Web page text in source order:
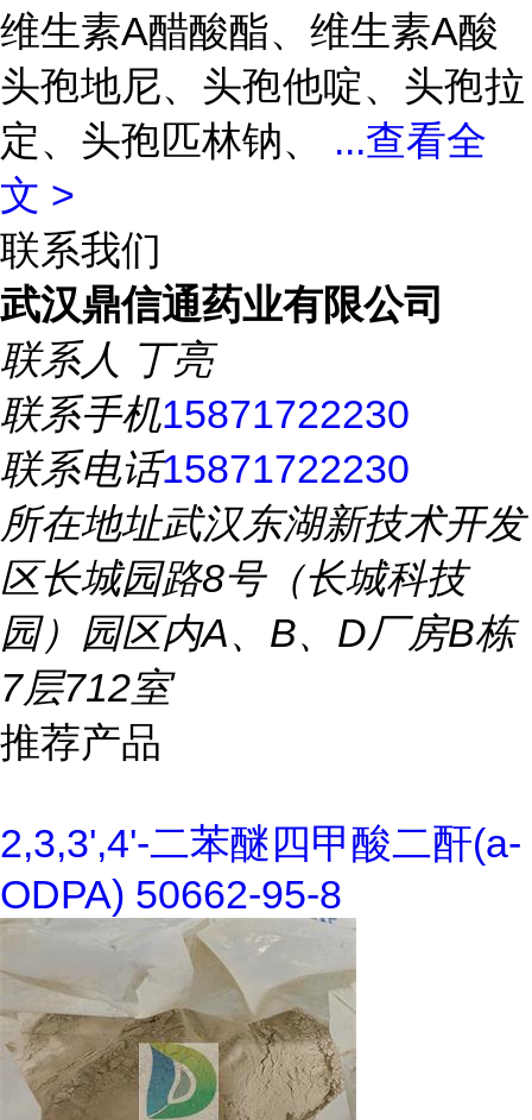
维生素A醋酸酯、维生素A酸
头孢地尼、头孢他啶、头孢拉
定、头孢匹林钠、 ...查看全
文 >
联系我们
武汉鼎信通药业有限公司
联系人 丁亮
联系手机15871722230
联系电话15871722230
所在地址武汉东湖新技术开发
区长城园路8号（长城科技
园）园区内A、B、D厂房B栋
7层712室
推荐产品
2,3,3',4'-二苯醚四甲酸二酐(a-
ODPA) 50662-95-8